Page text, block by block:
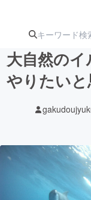
ターン
アート
テクノ
大自然の
やりたいと